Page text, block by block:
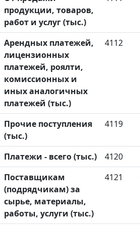
продукции, товаров,
работ и услуг (тыс.)
Арендных платежей,
лицензионных
платежей, роялти,
комиссионных и
иных аналогичных
платежей (тыс.)
4112
Прочие поступления
(тыс.)
4119
Платежи - всего (тыс.) 4120
Поставщикам
(подрядчикам) за
сырье, материалы,
работы, услуги (тыс.)
4121